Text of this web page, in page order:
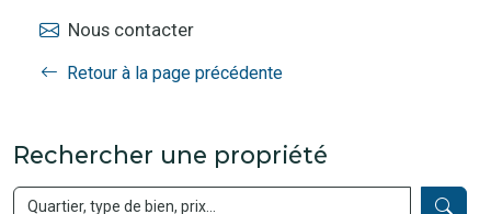
Nous contacter
Retour à la page précédente
Rechercher une propriété